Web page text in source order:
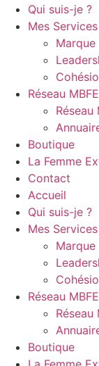
Qui suis-je ?
Mes Services
Marque
Réseau MBFE
Réseau
Boutique
La Femme
Contact
Accueil
Qui suis-je ?
Mes Services
Marque
Réseau MBFE
Réseau
Boutique